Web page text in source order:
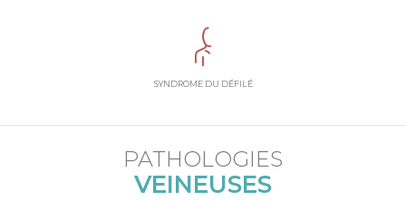
SYNDROME DU DÉFILÉ
PATHOLOGIES
VEINEUSES